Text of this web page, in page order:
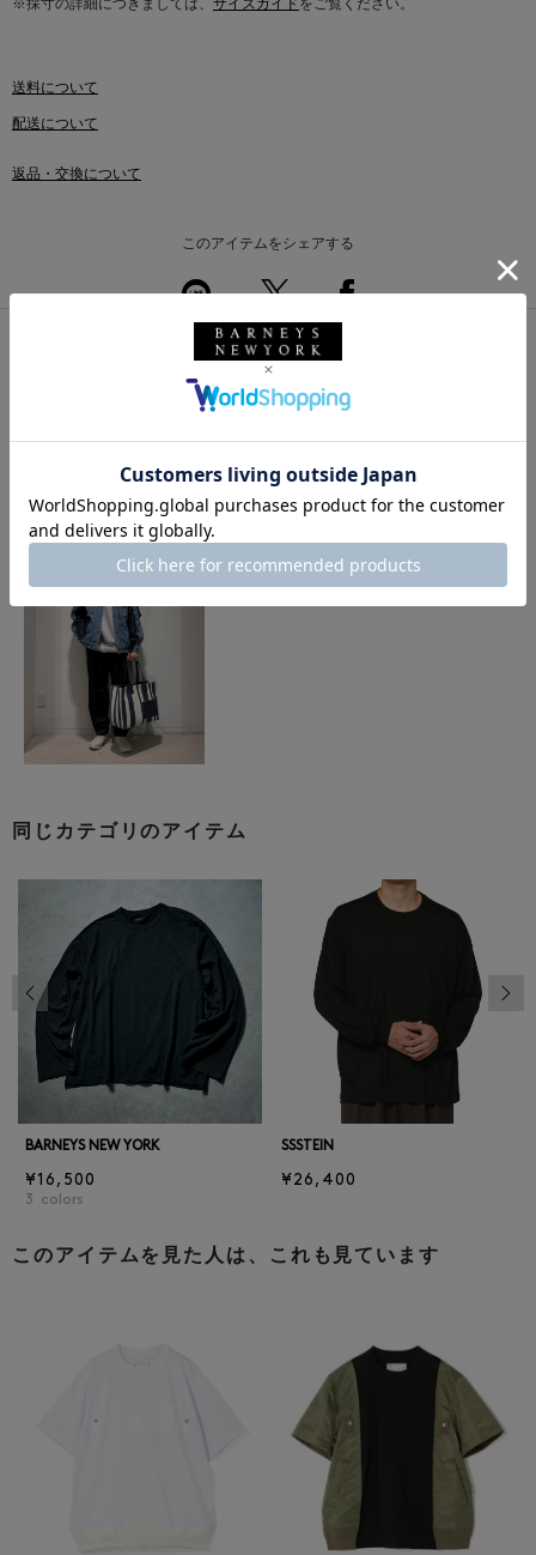
※採寸の詳細につきましては、 サイズガイド をご覧ください。
送料について
配送について
返品・交換について
このアイテムをシェアする
このアイテムを使用したスタイリング
同じカテゴリのアイテム
BARNEYS NEW YORK
¥16,500
3 colors
SSSTEIN
¥26,400
前の画像
このアイテムを見た人は、これも見ています